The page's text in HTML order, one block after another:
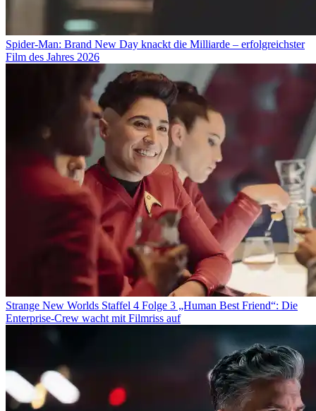
Spider-Man: Brand New Day knackt die Milliarde – erfolgreichster
Film des Jahres 2026
Strange New Worlds Staffel 4 Folge 3 „Human Best Friend“: Die
Enterprise-Crew wacht mit Filmriss auf